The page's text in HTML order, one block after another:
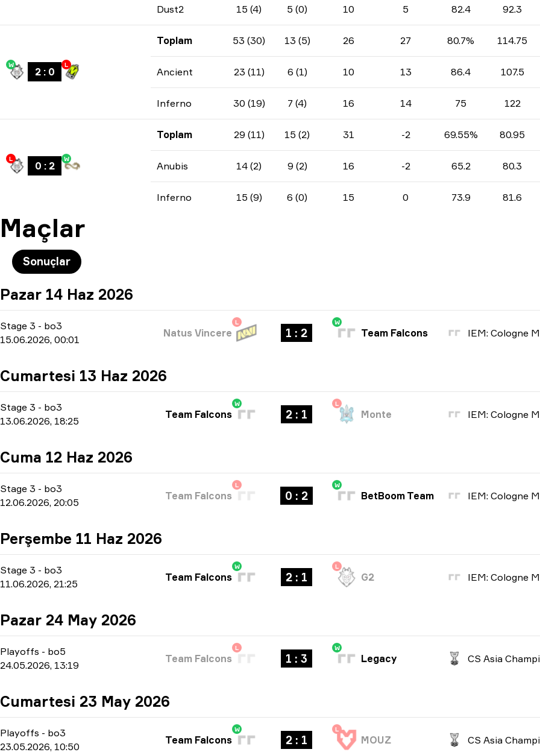
Dust2 15 (4) 5 (0) 10 5 82.4 92.3
W
2: 0
L
Toplam 53 (30) 13 (5) 26 27 80.7% 114.75
Ancient 23 (11) 6 (1) 10 13 86.4 107.5
Inferno 30 (19) 7 (4) 16 14 75 122
L
0 : 2
W
Toplam 29 (11) 15 (2) 31 -2 69.55% 80.95
Anubis 14 (2) 9 (2) 16 -2 65.2 80.3
Inferno 15 (9) 6 (0) 15 0 73.9 81.6
Maçlar
Sonuçlar
Pazar 14 Haz 2026
Stage 3 - bo3
15.06.2026, 00:01
L
Natus Vincere 1 : 2
W
Team Falcons
Cumartesi 13 Haz 2026
Stage 3 - bo3
13.06.2026, 18:25
W
Team Falcons 2 : 1
L
Monte
Cuma 12 Haz 2026
Stage 3 - bo3
12.06.2026, 20:05
L
Team Falcons 0 : 2
W
BetBoom Team
Perşembe 11 Haz 2026
Stage 3 - bo3
11.06.2026, 21:25
W
Team Falcons 2 : 1
L
G2
Pazar 24 May 2026
Playoffs - bo5
24.05.2026, 13:19
L
Team Falcons 1 : 3
W
Legacy
Cumartesi 23 May 2026
Playoffs - bo3
23.05.2026, 10:50
W
Team Falcons 2 : 1
L
MOUZ